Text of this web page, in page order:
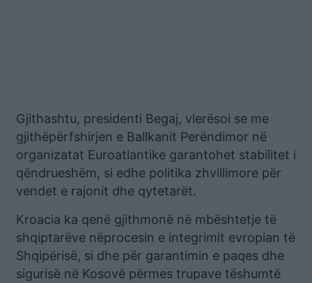
Gjithashtu, presidenti Begaj, vlerësoi se me
gjithëpërfshirjen e Ballkanit Perëndimor në
organizatat Euroatlantike garantohet stabilitet i
qëndrueshëm, si edhe politika zhvillimore për
vendet e rajonit dhe qytetarët.
Kroacia ka qenë gjithmonë në mbështetje të
shqiptarëve nëprocesin e integrimit evropian të
Shqipërisë, si dhe për garantimin e paqes dhe
sigurisë në Kosovë përmes trupave tëshumtë